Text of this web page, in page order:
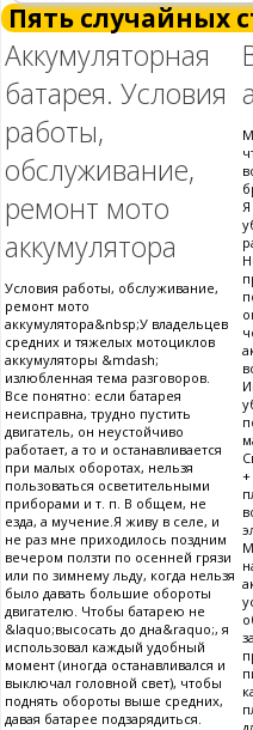
Пять случайных
Аккумуляторная
батарея. Условия
работы,
обслуживание,
ремонт мото
аккумулятора
Условия работы, обслуживание,
ремонт мото
аккумулятора&nbsp;У владельцев
средних и тяжелых мотоциклов
аккумуляторы &mdash;
излюбленная тема разговоров.
Все понятно: если батарея
неисправна, трудно пустить
двигатель, он неустойчиво
работает, а то и останавливается
при малых оборотах, нельзя
пользоваться осветительными
приборами и т. п. В общем, не
езда, а мучение.Я живу в селе, и
не раз мне приходилось поздним
вечером ползти по осенней грязи
или по зимнему льду, когда нельзя
было давать большие обороты
двигателю. Чтобы батарею не
&laquo;высосать до дна&raquo;, я
использовал каждый удобный
момент (иногда останавливался и
выключал головной свет), чтобы
поднять обороты выше средних,
давая батарее подзарядиться.
Я